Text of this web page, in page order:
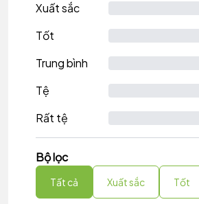
Xuất sắc
Tốt
Trung bình
Tệ
Rất tệ
Bộ lọc
Tất cả Xuất sắc Tốt